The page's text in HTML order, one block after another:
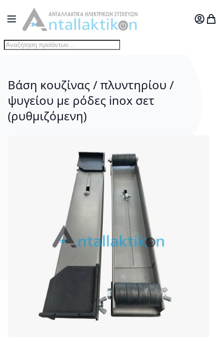
Μετάβαση στο περιεχόμενο
Toggle Nav
Ο
Βάση κουζίνας / πλυντηρίου /
ψυγείου με ρόδες inox σετ
(ρυθμιζόμενη)